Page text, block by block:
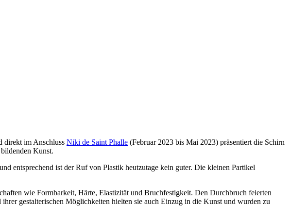
direkt im Anschluss Niki de Saint Phalle (Februar 2023 bis Mai 2023) präsentiert die Schirn
Kunst.
entsprechend ist der Ruf von Plastik heutzutage kein guter. Die kleinen Partikel
wie Formbarkeit, Härte, Elastizität und Bruchfestigkeit. Den Durchbruch feierten
gestal­te­ri­schen Möglich­kei­ten hielten sie auch Einzug in die Kunst und wurden zu